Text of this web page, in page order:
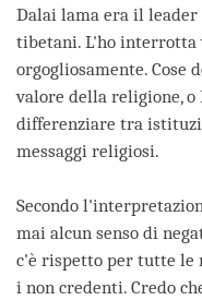
Dalai lama era il
tibetani. L'ho interrotta
orgogliosamente. Cose
valore della religione,
differenziare tra
messaggi religiosi.
Secondo
mai alcun senso di
c'è rispetto per tutte le
i non credenti. Credo